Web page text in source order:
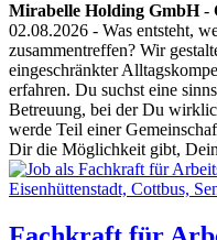
Mirabelle Holding GmbH-
02.08.2026 - Was entsteht,
zusammentreffen? Wir
eingeschränkter
erfahren. Du suchst eine
Betreuung, bei der Du
werde Teil einer
Dir die Möglichkeit gibt,